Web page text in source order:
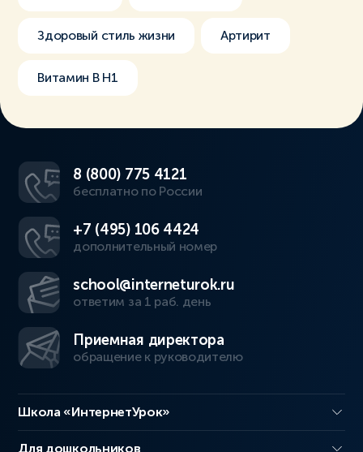
Здоровый стиль жизни Артирит
Витамин В H1
8 (800) 775 4121
бесплатно по России
+7 (495) 106 4424
дополнительный номер
school@interneturok.ru
ответим за 1 раб. день
Приемная директора
обращение к руководителю
Школа «ИнтернетУрок»
Для дошкольников